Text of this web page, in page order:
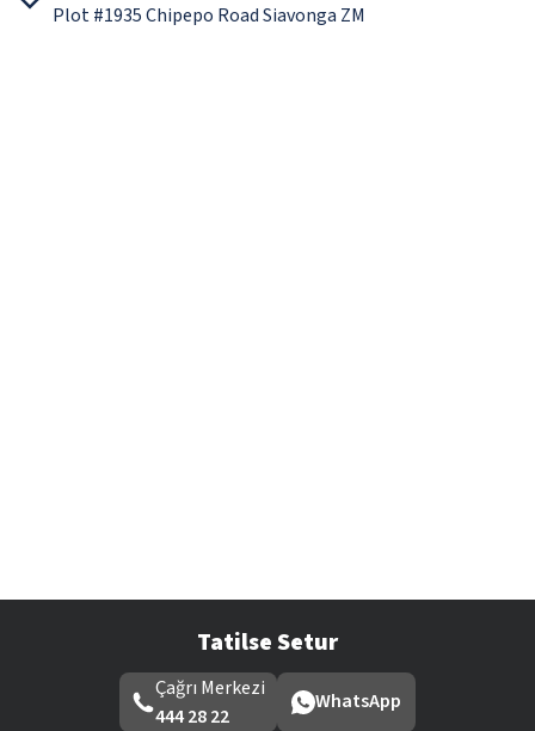
Plot #1935 Chipepo Road Siavonga ZM
Tatilse Setur
Çağrı Merkezi
444 28 22
WhatsApp